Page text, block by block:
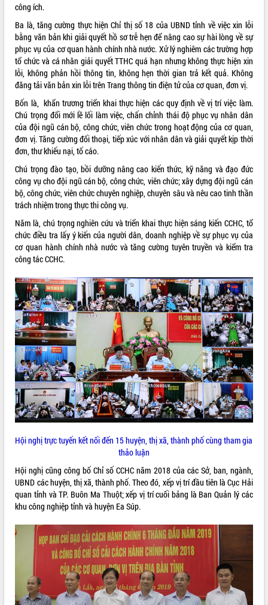
Tháo gỡ những vướng mắc, đẩy mạnh
công tác cải cách thủ tục hành chính
tại Trung tâm Phục vụ hành chính
công tỉnh
Đắk Lắk: Tôn vinh 46 giải pháp tại Hội
thi Sáng tạo Kỹ thuật 2024 - 2025
Đắk Lắk rà soát, điều chỉnh Đề án 190
về phát triển nuôi trồng thủy sản
Phó Chủ tịch UBND tỉnh Đắk Lắk
Trương Công Thái kiểm tra thực địa
Dự án cao tốc Khánh Hòa - Buôn Ma
Thuột
Định vị cà phê Việt Nam như một “di
sản sống” trong dòng chảy toàn cầu
Xây dựng nông thôn mới: Nâng cao đời
sống người dân từ những mô hình thiết
thực
Quyết liệt tháo gỡ vướng mắc, đẩy
nhanh tiến độ các dự án trọng điểm
trong Khu kinh tế Nam Phú Yên
tồn biển
Lấy ý kiến điều chỉnh Quy hoạch tỉnh
Đắk Lắk thời kỳ 2021-2030, tầm nhìn
đến năm 2050
Phát động chiến dịch 30 ngày đêm
giải phóng mặt bằng Tuyến đường bộ
ven biển
Đắk Lắk nỗ lực thúc đẩy tăng trưởng
kinh tế từ 10% trở lên trong Quý
II/2026
Đắk Lắk ký kết thỏa thuận hợp tác về
với Tập đoàn Bưu chính Viễn thông
Thứ trưởng Bộ Y tế làm việc với tỉnh
Đắk Lắk về phát triển nhân lực y tế
cho trạm y tế cấp xã
Du lịch Đắk Lắk nâng tầm trải nghiệm
liệu và Bản đồ số
Tập huấn ứng dụng trí tuệ nhân tạo (AI)
trong thương mại điện tử năm 2026
Đoàn đại biểu Quốc hội tỉnh Đắk Lắk
trao đổi thông tin trước Kỳ họp thứ
nhất, Quốc hội khóa XVI
công ích.
Ba là, tăng cường thực hiện Chỉ thị số 18 của UBND tỉnh về việc xin lỗi
bằng văn bản khi giải quyết hồ sơ trễ hẹn để nâng cao sự hài lòng về sự
phục vụ của cơ quan hành chính nhà nước. Xử lý nghiêm các trường hợp
tổ chức và cá nhân giải quyết TTHC quá hạn nhưng không thực hiện xin
lỗi, không phản hồi thông tin, không hẹn thời gian trả kết quả. Không
đăng tải văn bản xin lỗi trên Trang thông tin điện tử của cơ quan, đơn vị.
Bốn là, khẩn trương triển khai thực hiện các quy định về vị trí việc làm.
Chú trọng đổi mới lề lối làm việc, chấn chỉnh thái độ phục vụ nhân dân
của đội ngũ cán bộ, công chức, viên chức trong hoạt động của cơ quan,
đơn vị. Tăng cường đối thoại, tiếp xúc với nhân dân và giải quyết kịp thời
đơn, thư khiếu nại, tố cáo.
Chú trọng đào tạo, bồi dưỡng nâng cao kiến thức, kỹ năng và đạo đức
công vụ cho đội ngũ cán bộ, công chức, viên chức; xây dựng đội ngũ cán
bộ, công chức, viên chức chuyên nghiệp, chuyên sâu và nêu cao tinh thần
trách nhiệm trong thực thi công vụ.
Năm là, chú trọng nghiên cứu và triển khai thực hiện sáng kiến CCHC, tổ
chức điều tra lấy ý kiến của người dân, doanh nghiệp về sự phục vụ của
cơ quan hành chính nhà nước và tăng cường tuyên truyền và kiểm tra
công tác CCHC.
Hội nghị trực tuyến kết nối đến 15 huyện, thị xã, thành phố cùng tham gia
thảo luận
Hội nghị cũng công bố Chỉ số CCHC năm 2018 của các Sở, ban, ngành,
UBND các huyện, thị xã, thành phố. Theo đó, xếp vị trí đầu tiên là Cục Hải
quan tỉnh và TP. Buôn Ma Thuột; xếp vị trí cuối bảng là Ban Quản lý các
khu công nghiệp tỉnh và huyện Ea Súp.